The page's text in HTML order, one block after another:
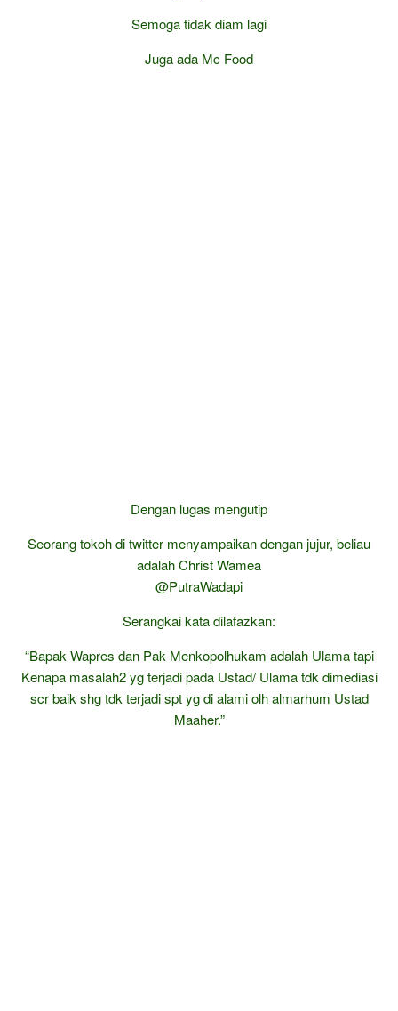
Semoga tidak diam lagi
Juga ada Mc Food
Dengan lugas mengutip
Seorang tokoh di twitter menyampaikan dengan jujur, beliau
adalah Christ Wamea
@PutraWadapi
Serangkai kata dilafazkan:
“Bapak Wapres dan Pak Menkopolhukam adalah Ulama tapi
Kenapa masalah2 yg terjadi pada Ustad/ Ulama tdk dimediasi
scr baik shg tdk terjadi spt yg di alami olh almarhum Ustad
Maaher.”